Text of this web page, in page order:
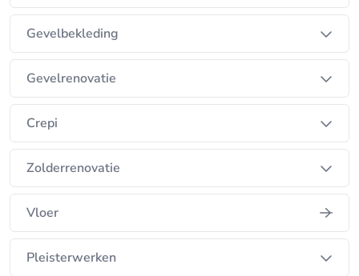
Gevelbekleding
Gevelrenovatie
Crepi
Zolderrenovatie
Vloer
Pleisterwerken